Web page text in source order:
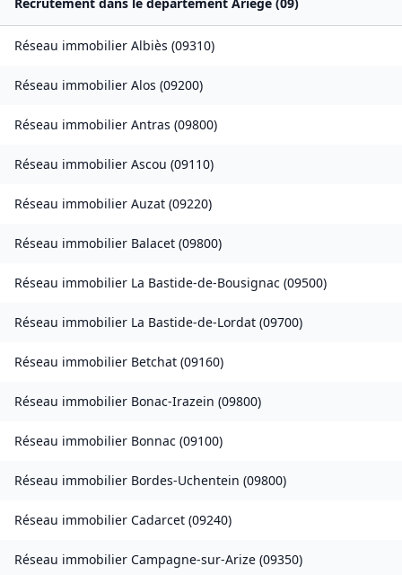
Recrutement dans le département Ariège (09)
Réseau immobilier Albiès (09310)
Réseau immobilier Alos (09200)
Réseau immobilier Antras (09800)
Réseau immobilier Ascou (09110)
Réseau immobilier Auzat (09220)
Réseau immobilier Balacet (09800)
Réseau immobilier La Bastide-de-Bousignac (09500)
Réseau immobilier La Bastide-de-Lordat (09700)
Réseau immobilier Betchat (09160)
Réseau immobilier Bonac-Irazein (09800)
Réseau immobilier Bonnac (09100)
Réseau immobilier Bordes-Uchentein (09800)
Réseau immobilier Cadarcet (09240)
Réseau immobilier Campagne-sur-Arize (09350)